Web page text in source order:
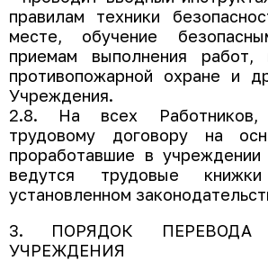
правилам техники
месте, обучение
приемам выполнения работ,
противопожарной охране и
Учреждения.
2.8. На всех Работников,
трудовому договору на
проработавшие в
ведутся трудовые
установленном
3. ПОРЯДОК ПЕРЕВОДА
УЧРЕЖДЕНИЯ